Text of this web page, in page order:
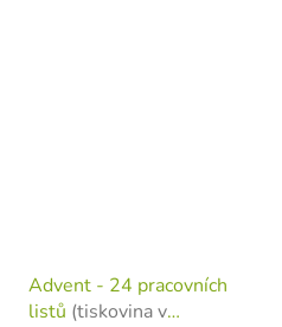
Advent - 24 pracovních
listů (tiskovina v